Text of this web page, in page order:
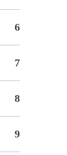
6
7
8
9